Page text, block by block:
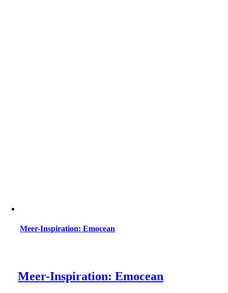
Meer-Inspiration: Emocean
Meer-Inspiration: Emocean